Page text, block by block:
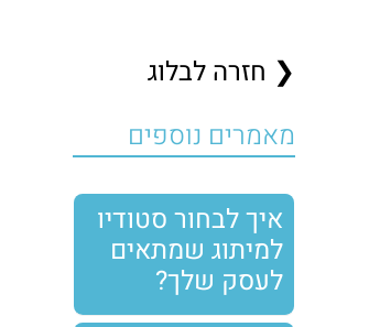
❮ חזרה לבלוג
מאמרים נוספים
איך לבחור סטודיו
למיתוג שמתאים
לעסק שלך?